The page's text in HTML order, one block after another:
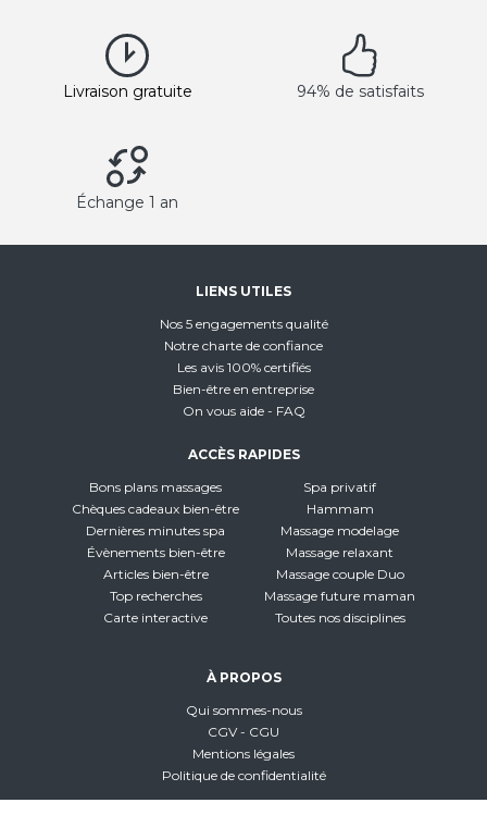
Livraison gratuite 94% de satisfaits
Échange 1 an
LIENS UTILES
Nos 5 engagements qualité
Notre charte de confiance
Les avis 100% certifiés
Bien-être en entreprise
On vous aide - FAQ
ACCÈS RAPIDES
Bons plans massages
Chèques cadeaux bien-être
Dernières minutes spa
Évènements bien-être
Articles bien-être
Top recherches
Carte interactive
Spa privatif
Hammam
Massage modelage
Massage relaxant
Massage couple Duo
Massage future maman
Toutes nos disciplines
À PROPOS
Qui sommes-nous
CGV - CGU
Mentions légales
Politique de confidentialité